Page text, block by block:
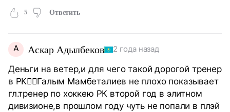
5 Ответить
А Аскар Адылбеков 2 года назад
Деньги на ветер,и для чего такой дорогой тренер
в РК🤦‍♂️Галым Мамбеталиев не плохо показывает
гл.тренер по хоккею РК второй год в элитном
дивизионе,в прошлом году чуть не попали в плэй